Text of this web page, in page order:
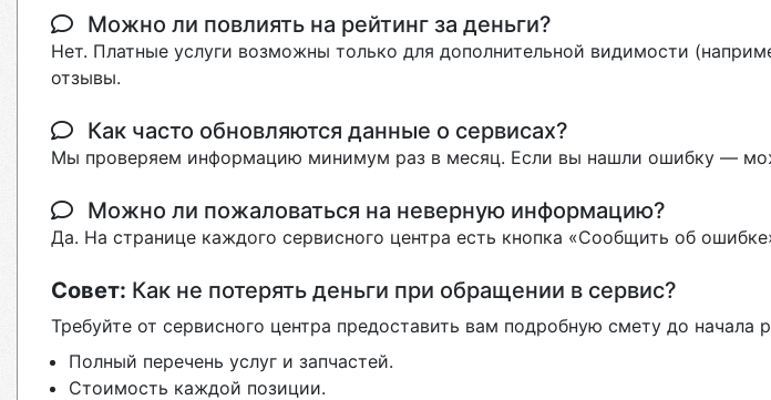
Можно ли повлиять на рейтинг за деньги?
Нет. Платные услуги возможны только для дополнительной видимости
отзывы.
Как часто обновляются данные о сервисах?
Мы проверяем информацию минимум раз в месяц. Если вы нашли ошибку —
Можно ли пожаловаться на неверную информацию?
Да. На странице каждого сервисного центра есть кнопка «Сообщить об
Совет: Как не потерять деньги при обращении в сервис?
Требуйте от сервисного центра предоставить вам подробную смету до
Полный перечень услуг и запчастей.
Стоимость каждой позиции.